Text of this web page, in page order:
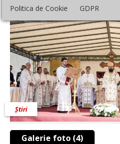
Politica de Cookie GDPR
Galerie foto (4)
Știri